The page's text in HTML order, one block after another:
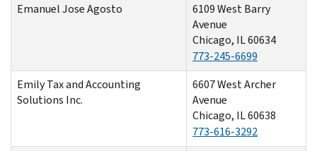
Emanuel Jose Agosto
6109 West Barry
Avenue
Chicago, IL 60634
773-245-6699
Emily Tax and Accounting
Solutions Inc.
6607 West Archer
Avenue
Chicago, IL 60638
773-616-3292